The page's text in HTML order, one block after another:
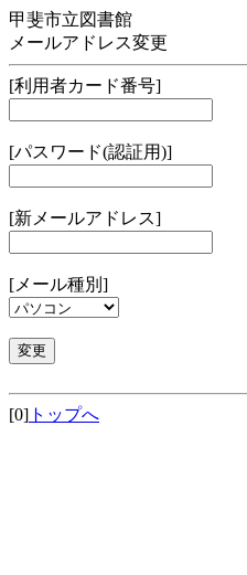
甲斐市立図書館
メールアドレス変更
[利用者カード番号]
[パスワード(認証用)]
[新メールアドレス]
[メール種別]
[0] トップへ